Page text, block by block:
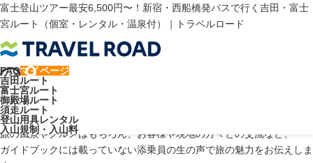
富士登山ツアー最安6,500円〜！新宿・西船橋発バスで行く吉田・富士
宮ルート（個室・レンタル・温泉付）｜トラベルロード
FAQマイページ
吉田ルート
富士宮ルート
御殿場ルート
須走ルート
登山用具レンタル
入山規制・入山料
トラベルロード
富士山ブログ：駐車場
旅の風景やグルメはもちろん、お客様や現地の方々との交流など、
ガイドブックには載っていない添乗員の生の声で旅の魅力をお伝えしま